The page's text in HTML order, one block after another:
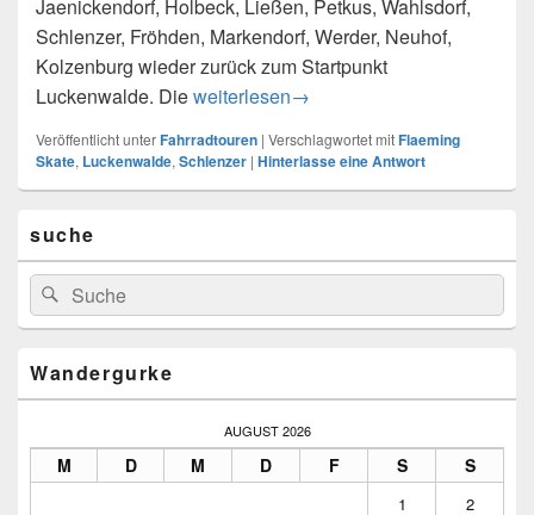
Jaenickendorf, Holbeck, Ließen, Petkus, Wahlsdorf,
Schlenzer, Fröhden, Markendorf, Werder, Neuhof,
Kolzenburg wieder zurück zum Startpunkt
Luckenwalde. DieDie Flaeming Skate Runde, ca. 65 Km
weiterlesen→
Veröffentlicht unterFahrradtouren | Verschlagwortet mitFlaeming
Skate, Luckenwalde, Schlenzer | Hinterlasse eine Antwort
Seitenleisten-
Widgetbereich
suche
Suchen
nach:
Suchen
Wandergurke
AUGUST 2026
M D M D F S S
1
2